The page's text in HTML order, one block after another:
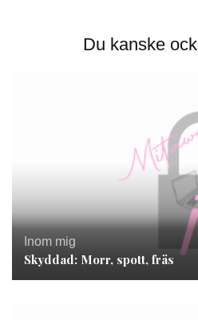
Du kanske
Inom mig
Skyddad: Morr, spott, fräs